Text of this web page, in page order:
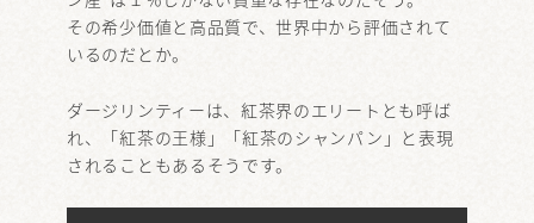
その希少価値と高品質で、世界中から評価されて
いるのだとか。
ダージリンティーは、紅茶界のエリートとも呼ば
れ、「紅茶の王様」「紅茶のシャンパン」と表現
されることもあるそうです。